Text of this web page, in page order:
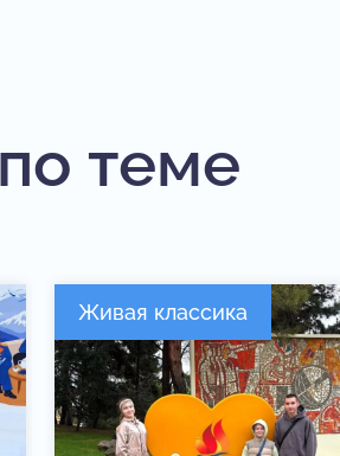
теме
Живая классика